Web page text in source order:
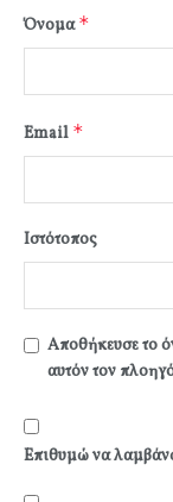
Όνομα*
Email *
Ιστότοπος
Αποθήκευσε το
αυτόν τον
Επιθυμώ να